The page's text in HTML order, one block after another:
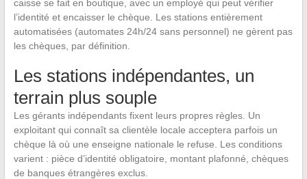
caisse se fait en boutique, avec un employé qui peut vérifier
l’identité et encaisser le chèque. Les stations entièrement
automatisées (automates 24h/24 sans personnel) ne gèrent pas
les chèques, par définition.
Les stations indépendantes, un
terrain plus souple
Les gérants indépendants fixent leurs propres règles. Un
exploitant qui connaît sa clientèle locale acceptera parfois un
chèque là où une enseigne nationale le refuse. Les conditions
varient : pièce d’identité obligatoire, montant plafonné, chèques
de banques étrangères exclus.